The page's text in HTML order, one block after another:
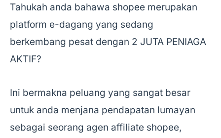
Tahukah anda bahawa shopee merupakan
platform e-dagang yang sedang
berkembang pesat dengan 2 JUTA PENIAGA
AKTIF?
Ini bermakna peluang yang sangat besar
untuk anda menjana pendapatan lumayan
sebagai seorang agen affiliate shopee,